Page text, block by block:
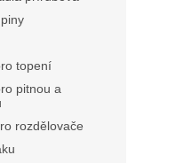
topení
pitnou a
rozdělovače